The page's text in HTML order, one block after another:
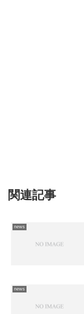
関連記事
news
news